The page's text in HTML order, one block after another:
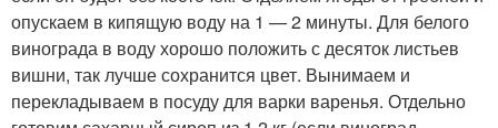
опускаем в кипящую воду на 1 — 2 минуты. Для белого
винограда в воду хорошо положить с десяток листьев
вишни, так лучше сохранится цвет. Вынимаем и
перекладываем в посуду для варки варенья. Отдельно